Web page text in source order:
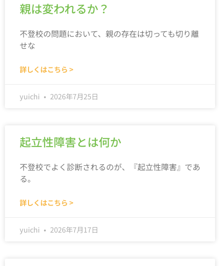
親は変われるか？
不登校の問題において、親の存在は切っても切り離
せな
詳しくはこちら >
yuichi 2026年7月25日
起立性障害とは何か
不登校でよく診断されるのが、『起立性障害』であ
る。
詳しくはこちら >
yuichi 2026年7月17日